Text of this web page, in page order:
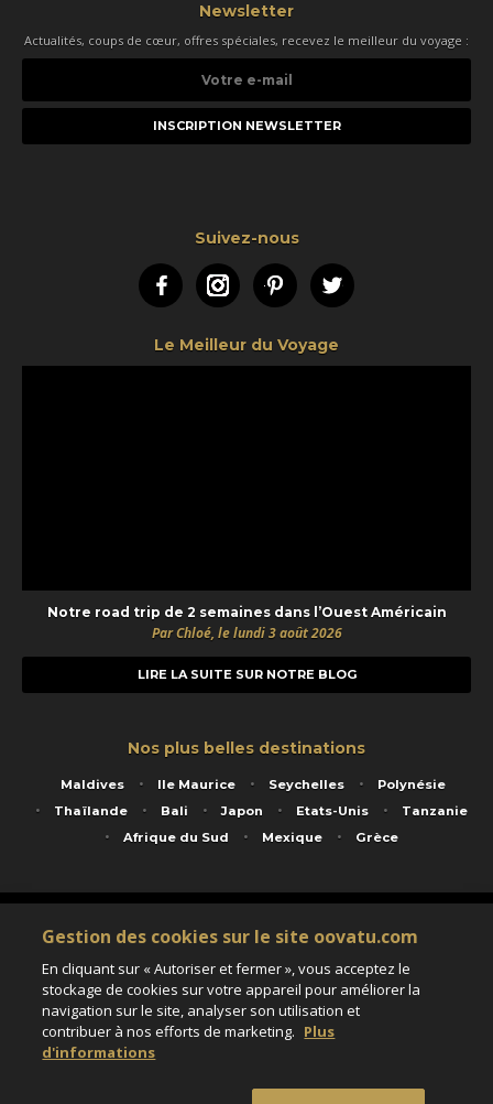
Newsletter
Actualités, coups de cœur, offres spéciales, recevez le meilleur du voyage :
e-
Suivez-nous
FacebookInstagramPinterestTwitter
Le Meilleur du Voyage
Notre road trip de 2 semaines dans l’Ouest Américain
Par Chloé, le lundi 3 août 2026
LIRE LA SUITE SUR NOTRE BLOG
Nos plus belles destinations
Maldives Ile Maurice Seychelles
Polynésie
Thaïlande
Bali Japon Etats-Unis
Tanzanie
Afrique du Sud
Mexique Grèce
Service animé par Nautil Voyages - 22 rue Georges Picquart 75017 Paris - S.A.S
au capital de 155 696 euros - RCS Paris B 423 671 973 - Code APE 7911Z
Matricule Atout France IM075100020 - Garantie financière Groupama - Agrément IATA
Assurance responsabilité civile et professionnelle HISCOX RCP0081066
Gestion des cookies sur le site oovatu.com
En cliquant sur « Autoriser et fermer », vous acceptez le
stockage de cookies sur votre appareil pour améliorer la
navigation sur le site, analyser son utilisation et
contribuer à nos efforts de marketing. Plus
d'informations